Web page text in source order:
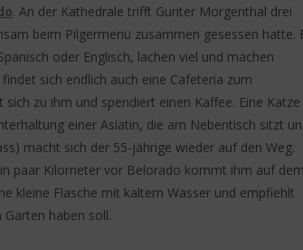
. An der Kathedrale trifft Gunter Morgenthal drei
beim Pilgermenü zusammen gesessen hatte.
oder Englisch, lachen viel und machen
findet sich endlich auch eine Cafeteria zum
zu ihm und spendiert einen Kaffee. Eine Katze
einer Asiatin, die am Nebentisch sitzt
macht sich der 55-jährige wieder auf den Weg.
paar Kilometer vor Belorado kommt ihm auf dem
kleine Flasche mit kaltem Wasser und empfiehlt
haben soll.